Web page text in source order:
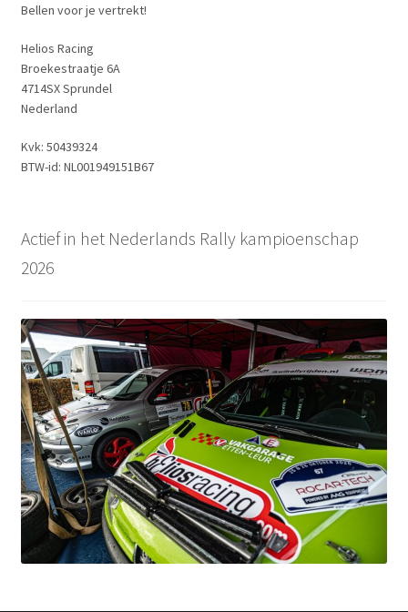
Bellen voor je vertrekt!
Helios Racing
Broekestraatje 6A
4714SX Sprundel
Nederland
Kvk: 50439324
BTW-id: NL001949151B67
Actief in het Nederlands Rally kampioenschap
2026